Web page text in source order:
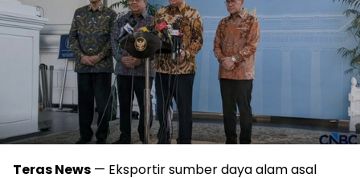
Teras News — Eksportir sumber daya alam asal